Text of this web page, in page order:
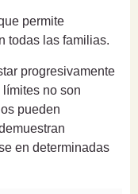
permite
todas las familias.
progresivamente
no son
pueden
en determinadas